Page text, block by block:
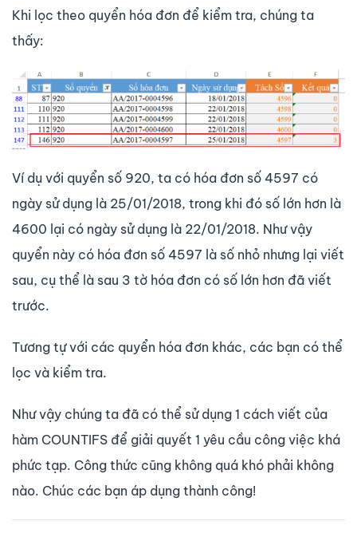
Khi lọc theo quyển hóa đơn để kiểm tra, chúng ta
thấy:
Ví dụ với quyển số 920, ta có hóa đơn số 4597 có
ngày sử dụng là 25/01/2018, trong khi đó số lớn hơn là
4600 lại có ngày sử dụng là 22/01/2018. Như vậy
quyển này có hóa đơn số 4597 là số nhỏ nhưng lại viết
sau, cụ thể là sau 3 tờ hóa đơn có số lớn hơn đã viết
trước.
Tương tự với các quyển hóa đơn khác, các bạn có thể
lọc và kiểm tra.
Như vậy chúng ta đã có thể sử dụng 1 cách viết của
hàm COUNTIFS để giải quyết 1 yêu cầu công việc khá
phức tạp. Công thức cũng không quá khó phải không
nào. Chúc các bạn áp dụng thành công!